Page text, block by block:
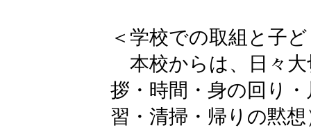
＜学校での取組と子
本校からは、日々大
拶・時間・身の回り
習・清掃・帰りの黙